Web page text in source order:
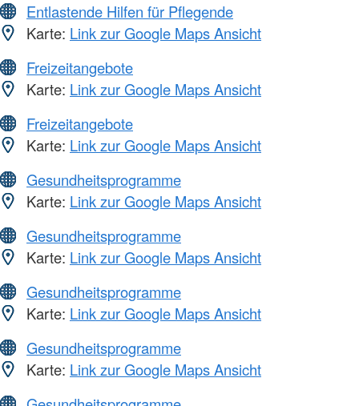
Entlastende Hilfen für Pflegende
Karte: Link zur Google Maps Ansicht
Freizeitangebote
Karte: Link zur Google Maps Ansicht
Freizeitangebote
Karte: Link zur Google Maps Ansicht
Gesundheitsprogramme
Karte: Link zur Google Maps Ansicht
Gesundheitsprogramme
Karte: Link zur Google Maps Ansicht
Gesundheitsprogramme
Karte: Link zur Google Maps Ansicht
Gesundheitsprogramme
Karte: Link zur Google Maps Ansicht